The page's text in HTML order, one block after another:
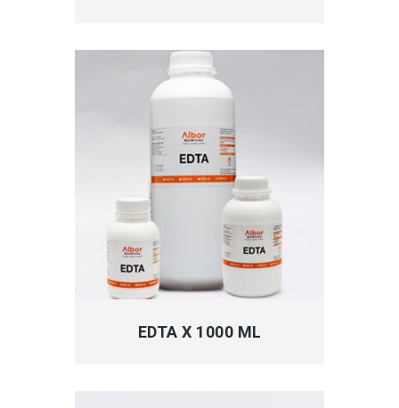
MÁS INFORMACIÓN
EDTA X 1000 ML